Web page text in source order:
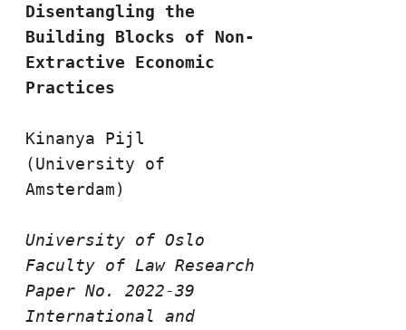
Disentangling the
Building Blocks of Non-
Extractive Economic
Kinanya Pijl
(University of
Amsterdam)
University of Oslo
Faculty of Law Research
Paper No. 2022-39
International and